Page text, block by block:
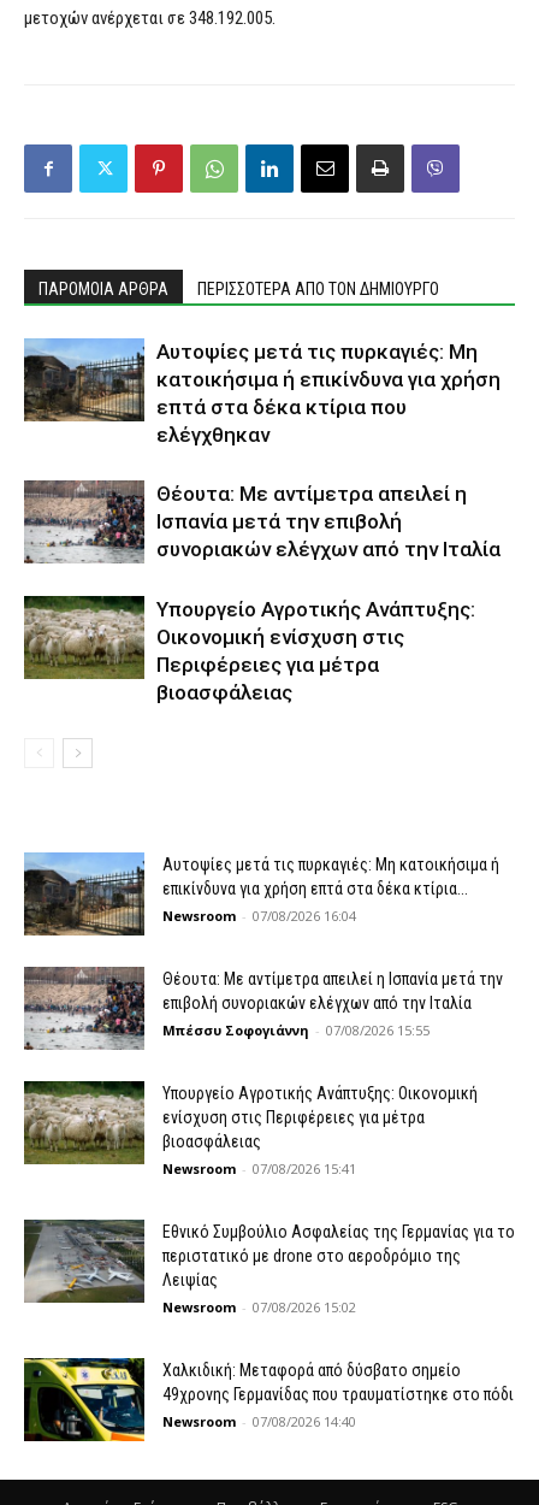
μετοχών ανέρχεται σε 348.192.005.
ΠΑΡΟΜΟΙΑ ΑΡΘΡΑ ΠΕΡΙΣΣΟΤΕΡΑ ΑΠΟ ΤΟΝ ΔΗΜΙΟΥΡΓΟ
Αυτοψίες μετά τις πυρκαγιές: Μη
κατοικήσιμα ή επικίνδυνα για χρήση
επτά στα δέκα κτίρια που
ελέγχθηκαν
Θέουτα: Με αντίμετρα απειλεί η
Ισπανία μετά την επιβολή
συνοριακών ελέγχων από την Ιταλία
Υπουργείο Αγροτικής Ανάπτυξης:
Οικονομική ενίσχυση στις
Περιφέρειες για μέτρα
βιοασφάλειας
Αυτοψίες μετά τις πυρκαγιές: Μη κατοικήσιμα ή
επικίνδυνα για χρήση επτά στα δέκα κτίρια...
Newsroom - 07/08/2026 16:04
Θέουτα: Με αντίμετρα απειλεί η Ισπανία μετά την
επιβολή συνοριακών ελέγχων από την Ιταλία
Μπέσσυ Σοφογιάννη - 07/08/2026 15:55
Υπουργείο Αγροτικής Ανάπτυξης: Οικονομική
ενίσχυση στις Περιφέρειες για μέτρα
βιοασφάλειας
Newsroom - 07/08/2026 15:41
Εθνικό Συμβούλιο Ασφαλείας της Γερμανίας για το
περιστατικό με drone στο αεροδρόμιο της
Λειψίας
Newsroom - 07/08/2026 15:02
Χαλκιδική: Μεταφορά από δύσβατο σημείο
49χρονης Γερμανίδας που τραυματίστηκε στο πόδι
Newsroom - 07/08/2026 14:40